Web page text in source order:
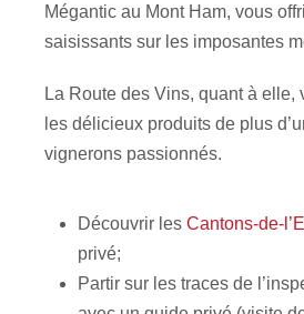
Mégantic au Mont Ham, vous
saisissants sur les imposantes
La Route des Vins, quant à elle,
les délicieux produits de plus
vignerons passionnés.
Découvrir les Cantons-de-
privé;
Partir sur les traces de